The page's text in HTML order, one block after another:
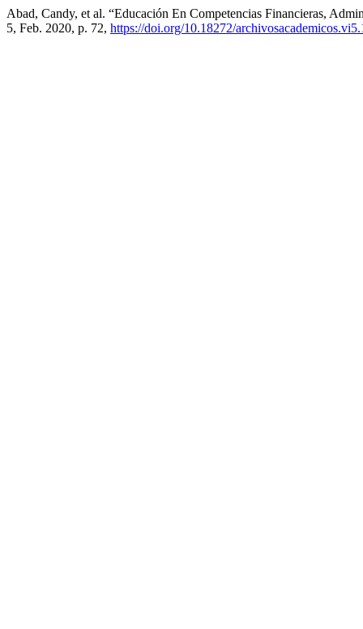
Abad, Candy, et al. “Educación En Competencias Financieras,
5, Feb. 2020, p. 72, https://doi.org/10.18272/